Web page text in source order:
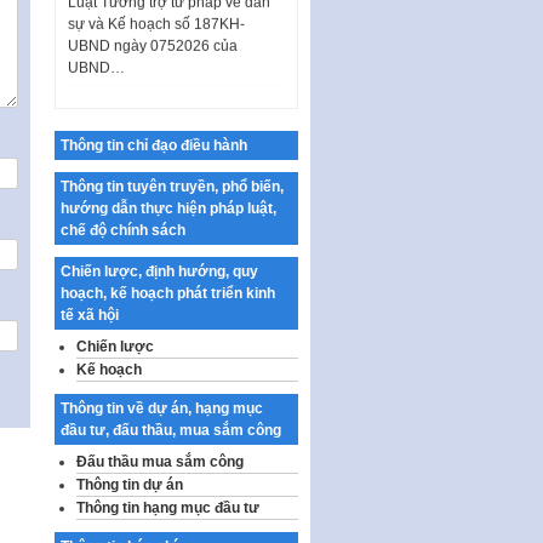
sự và Kế hoạch số 187KH-
UBND ngày 0752026 của
UBND…
thành phố Hà Nội
chính luận về bảo vệ nền tảng tư
tưởng của Đảng…
Công bố công khai dự toán kinh
phí xây dựng pháp luật, hoàn
thiện thể chế, chính…
Quy định về nghiên cứu, ứng
dụng khoa học, công nghệ, đổi
mới sáng tạo và chuyển…
Quy định chi tiết và hướng dẫn
thi hành một số điều của Luật Lý
lịch tư…
Sửa đổi, bổ sung một số nội
dung tại Nghị quyết số 30/NQ-
CP ngày 24 tháng 02…
Thông tin chỉ đạo điều hành
Thông tin tuyên truyền, phổ biến,
hướng dẫn thực hiện pháp luật,
chế độ chính sách
Chiến lược, định hướng, quy
hoạch, kế hoạch phát triển kinh
tế xã hội
Chiến lược
Kế hoạch
Thông tin về dự án, hạng mục
đầu tư, đấu thầu, mua sắm công
Đấu thầu mua sắm công
Thông tin dự án
Thông tin hạng mục đầu tư